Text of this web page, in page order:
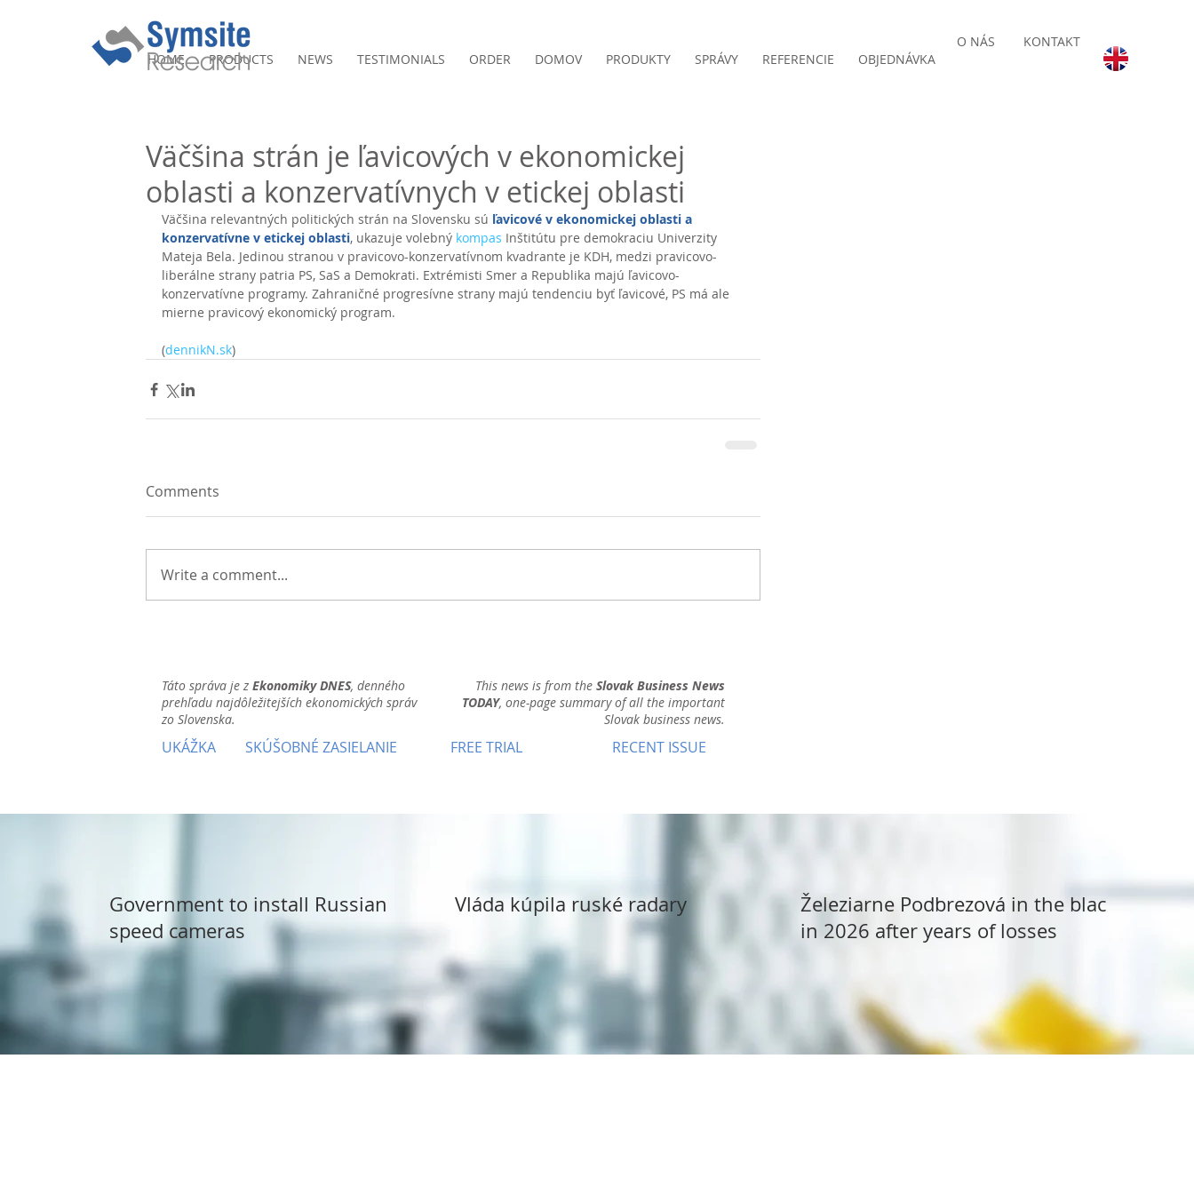
KONTAKT
O NÁS
HOME
PRODUCTS NEWS TESTIMONIALS ORDER DOMOV PRODUKTY SPRÁVY REFERENCIE OBJEDNÁVKA
Väčšina strán je ľavicových v ekonomickej
oblasti a konzervatívnych v etickej oblasti
Väčšina relevantných politických strán na Slovensku sú ľavicové v ekonomickej oblasti a
konzervatívne v etickej oblasti, ukazuje volebný kompas Inštitútu pre demokraciu Univerzity
Mateja Bela. Jedinou stranou v pravicovo-konzervatívnom kvadrante je KDH, medzi pravicovo-
liberálne strany patria PS, SaS a Demokrati. Extrémisti Smer a Republika majú ľavicovo-
konzervatívne programy. Zahraničné progresívne strany majú tendenciu byť ľavicové, PS má ale
mierne pravicový ekonomický program.
(dennikN.sk)
Comments
Write a comment...
Táto správa je z Ekonomiky DNES, denného
prehľadu najdôležitejších ekonomických správ
zo Slovenska.
UKÁŽKA SKÚŠOBNÉ ZASIELANIE
This news is from the Slovak Business News
TODAY, one-page summary of all the important
Slovak business news.
FREE TRIAL RECENT ISSUE
Government to install Russian
speed cameras
Vláda kúpila ruské radary
Železiarne Podbrezová in the black
in 2026 after years of losses